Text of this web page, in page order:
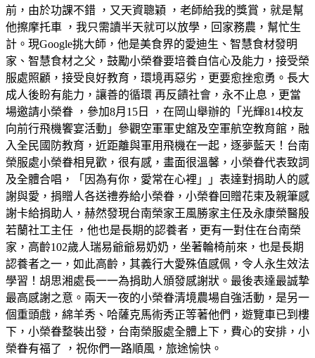
前，由於功課不錯 ，又天資聰穎 ，老師給我的獎賞，就是幫
他擦摩托車 ，我只需讀半天就可以放學，回家務農，幫忙生
計。現Google挑大師，他是美食界的愛迪生、智慧食材發明
家、智慧食材之父，鼓勵小榮眷要培養自信心及能力，接受榮
服處照顧，接受良好教育，環境再惡劣，更要愈挫愈勇。長大
成人後盼有能力，讓善的循環 再反饋社會，永不止息，更當
場邀請小榮眷 ，參加8月15日 ，在岡山舉辦的「光輝814校友
向前行飛機饗宴活動」參觀空軍軍史舘及空軍航空教育館，融
入全民國防教育，近距離與軍用飛機在一起，逐夢藍天！台南
榮服處小榮眷相見歡，很有感，畫面很溫馨，小榮眷代表致詞
及全體合唱，「因為有你，愛常在心裡」」表達對捐助人的感
謝與愛，捐贈人各送禮券給小榮眷，小榮眷回贈花束及親筆感
謝卡給捐助人，赫然發現台南榮家王風勝家主任及永康榮醫殷
若蘭社工主任 ，他也是長期的認養者，更有一對住在台南榮
家，高齡102歲人瑞易爺爺易奶奶，坐著輪椅前來，也是長期
認養者之一，如此高齡，其義行大愛殊值感佩，令人永生效法
學習！胡思湘處長一一為捐助人頒發感謝狀。最後表達最誠摯
最高感謝之意。兩天一夜的小榮眷清境農場自強活動，是另一
個重頭戲，綿羊秀、哈薩克馬術秀正等著他們，遊覽車已到樓
下，小榮眷整裝出發，台南榮服處全體上下，費心的安排，小
榮眷有福了 ，祝你們一路順風，旅途愉快。